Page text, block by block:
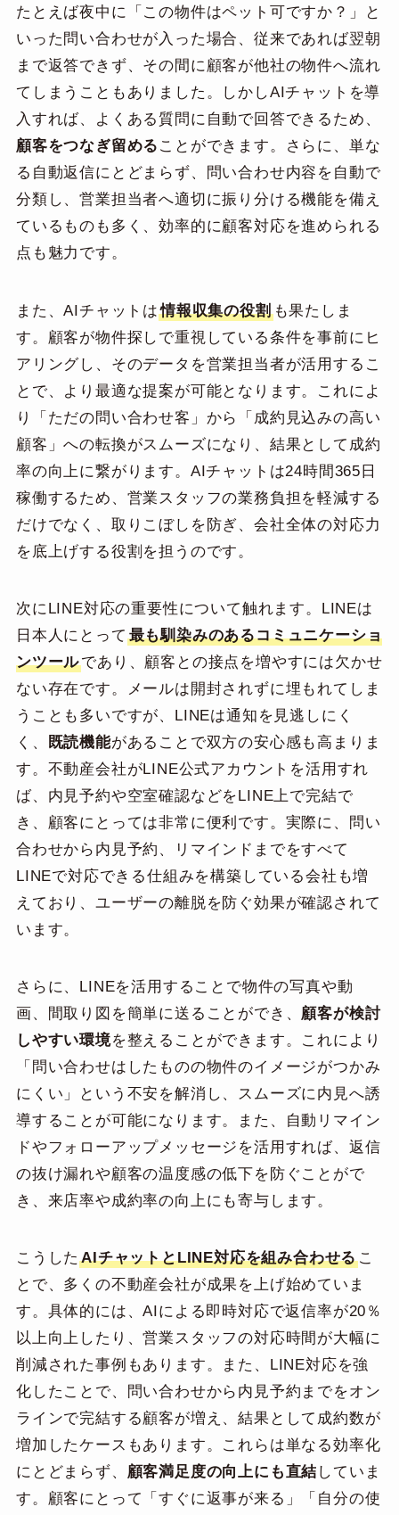
たとえば夜中に「この物件はペット可ですか？」と
いった問い合わせが入った場合、従来であれば翌朝
まで返答できず、その間に顧客が他社の物件へ流れ
てしまうこともありました。しかしAIチャットを導
入すれば、よくある質問に自動で回答できるため、
顧客をつなぎ留める ことができます。さらに、単な
る自動返信にとどまらず、問い合わせ内容を自動で
分類し、営業担当者へ適切に振り分ける機能を備え
ているものも多く、効率的に顧客対応を進められる
点も魅力です。
また、AIチャットは 情報収集の役割も果たしま
す。顧客が物件探しで重視している条件を事前にヒ
アリングし、そのデータを営業担当者が活用するこ
とで、より最適な提案が可能となります。これによ
り「ただの問い合わせ客」から「成約見込みの高い
顧客」への転換がスムーズになり、結果として成約
率の向上に繋がります。AIチャットは24時間365日
稼働するため、営業スタッフの業務負担を軽減する
だけでなく、取りこぼしを防ぎ、会社全体の対応力
を底上げする役割を担うのです。
次にLINE対応の重要性について触れます。LINEは
日本人にとって 最も馴染みのあるコミュニケーショ
ンツールであり、顧客との接点を増やすには欠かせ
ない存在です。メールは開封されずに埋もれてしま
うことも多いですが、LINEは通知を見逃しにく
く、
既読機能があることで双方の安心感も高まりま
す。不動産会社がLINE公式アカウントを活用すれ
ば、内見予約や空室確認などをLINE上で完結で
き、顧客にとっては非常に便利です。実際に、問い
合わせから内見予約、リマインドまでをすべて
LINEで対応できる仕組みを構築している会社も増
えており、ユーザーの離脱を防ぐ効果が確認されて
います。
さらに、LINEを活用することで物件の写真や動
画、間取り図を簡単に送ることができ、 顧客が検討
しやすい環境を整えることができます。これにより
「問い合わせはしたものの物件のイメージがつかみ
にくい」という不安を解消し、スムーズに内見へ誘
導することが可能になります。また、自動リマイン
ドやフォローアップメッセージを活用すれば、返信
の抜け漏れや顧客の温度感の低下を防ぐことがで
き、来店率や成約率の向上にも寄与します。
こうしたAIチャットとLINE対応を組み合わせるこ
とで、多くの不動産会社が成果を上げ始めていま
す。具体的には、AIによる即時対応で返信率が20％
以上向上したり、営業スタッフの対応時間が大幅に
削減された事例もあります。また、LINE対応を強
化したことで、問い合わせから内見予約までをオン
ラインで完結する顧客が増え、結果として成約数が
増加したケースもあります。これらは単なる効率化
にとどまらず、 顧客満足度の向上にも直結 していま
す。顧客にとって「すぐに返事が来る」「自分の使